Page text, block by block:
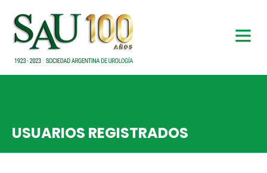
USUARIOS REGISTRADOS